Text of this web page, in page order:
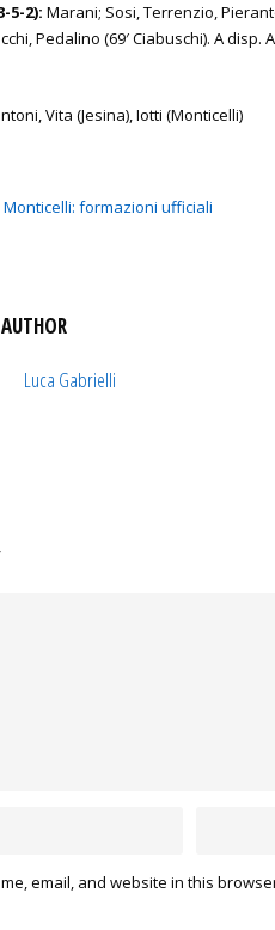
5-2): Marani; Sosi, Terrenzio,
Pedalino (69′ Ciabuschi). A
Vita (Jesina), Iotti (Monticelli)
Monticelli: formazioni ufficiali
Luca Gabrielli
email, and website in this